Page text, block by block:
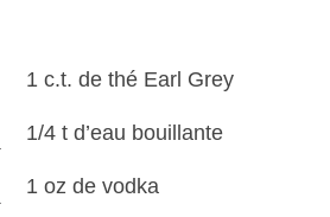
1 c.t. de thé Earl Grey
1/4 t d’eau bouillante
1 oz de vodka